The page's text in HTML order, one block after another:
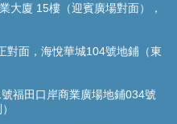
大廈 15樓（迎賓廣場對面），
對面，海悅華城104號地鋪（東
福田口岸商業廣場地鋪034號